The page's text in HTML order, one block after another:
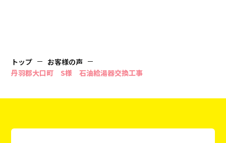
トップ
お客様の声
丹羽郡大口町 S様 石油給湯器交換工事